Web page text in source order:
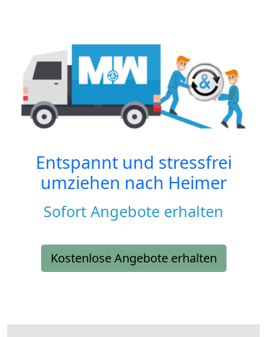
Entspannt und stressfrei
umziehen nach Heimer
Sofort Angebote erhalten
Kostenlose Angebote erhalten